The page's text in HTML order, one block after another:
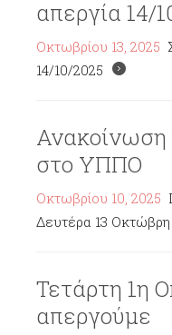
απεργία 14/
Οκτωβρίου 13, 2025
14/10/2025
Ανακοίνωση
στο ΥΠΠΟ
Οκτωβρίου 10, 2025
Δευτέρα 13 Οκτώβρη
Τετάρτη 1η
απεργούμε